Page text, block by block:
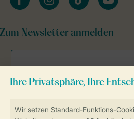
Zum Newsletter anmelden